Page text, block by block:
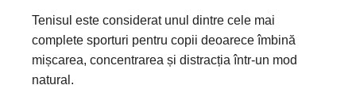
Tenisul este considerat unul dintre cele mai
complete sporturi pentru copii deoarece îmbină
mișcarea, concentrarea și distracția într-un mod
natural.